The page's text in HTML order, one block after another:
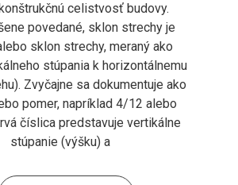
celistvosť budovy.
povedané, sklon strechy je
sklon strechy, meraný ako
stúpania k horizontálnemu
Zvyčajne sa dokumentuje ako
pomer, napríklad 4/12 alebo
číslica predstavuje vertikálne
stúpanie (výšku) a